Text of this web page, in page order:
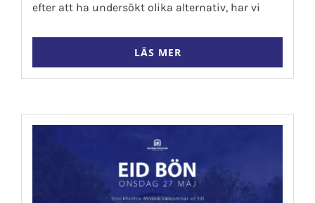
efter att ha undersökt olika alternativ, har vi
LÄS MER